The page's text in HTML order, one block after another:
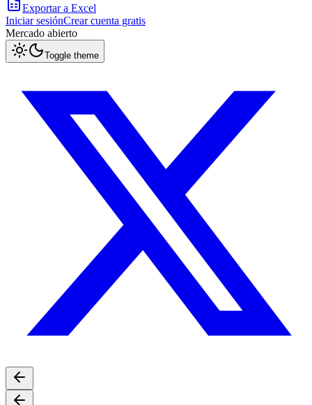
Exportar a Excel
Iniciar sesiónCrear cuenta gratis
Mercado abierto
Toggle theme